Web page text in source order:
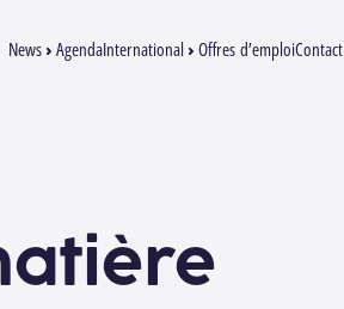
News AgendaInternational Offres d’emploiContact